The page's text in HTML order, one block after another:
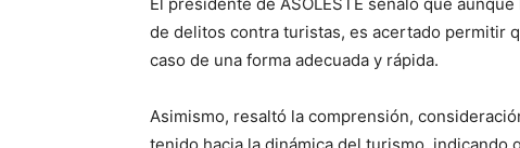
de delitos contra turistas, es acertado permitir
caso de una forma adecuada y rápida.
Asimismo, resaltó la comprensión,